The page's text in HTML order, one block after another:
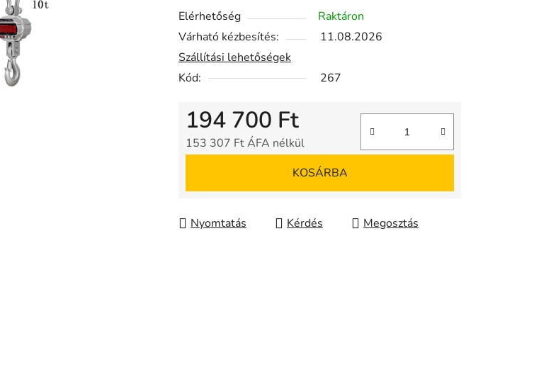
Elérhetőség
Raktáron
Várható kézbesítés:
11.08.2026
Szállítási lehetőségek
Kód:
267
194 700 Ft
153 307 Ft ÁFA nélkül
KOSÁRBA
Nyomtatás Kérdés Megosztás